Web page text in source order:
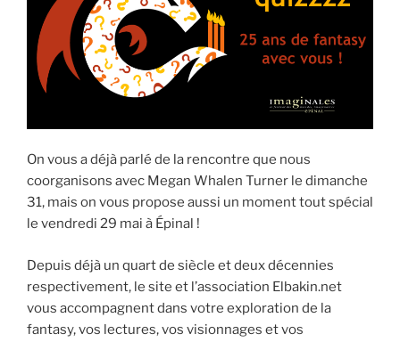
On vous a déjà parlé de la rencontre que nous
coorganisons avec Megan Whalen Turner le dimanche
31, mais on vous propose aussi un moment tout spécial
le vendredi 29 mai à Épinal !
Depuis déjà un quart de siècle et deux décennies
respectivement, le site et l’association Elbakin.net
vous accompagnent dans votre exploration de la
fantasy, vos lectures, vos visionnages et vos